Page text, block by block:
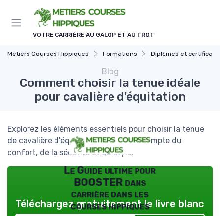
VOTRE CARRIÈRE AU GALOP ET AU TROT
Metiers Courses Hippiques Formations Diplômes et
Blog
Comment choisir la tenue idéale
pour cavalière d'équitation
Explorez les éléments essentiels pour choisir la tenue
de cavalière d'équitation, en tenant compte du
confort, de la sécurité et du style.
Le Guide ultime pour
BOOSTER dans
carrière dans les
courses hippiques
Téléchargez gratuitement le livre blanc
Panneau de gestion des cookies